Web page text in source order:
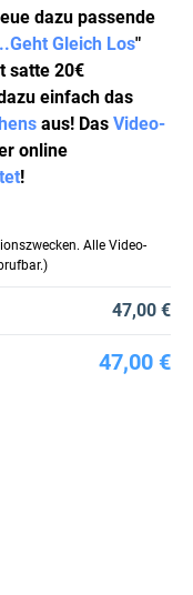
dazu passende
Gleich Los"
satte 20€
einfach das
aus! Das Video-
online
!
Alle Video-
47,00 €
47,00 €